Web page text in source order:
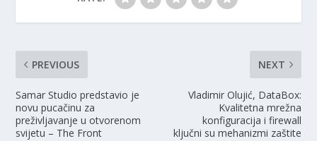
PREVIOUS
Samar Studio predstavio je
novu pucačinu za
preživljavanje u otvorenom
svijetu – The Front
NEXT
Vladimir Olujić, DataBox:
Kvalitetna mrežna
konfiguracija i firewall
ključni su mehanizmi zaštite